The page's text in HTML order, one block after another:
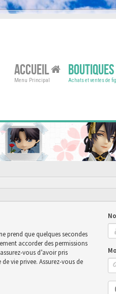
ACCUEIL
Menu Principal
BOUTIQUES
Achats et ventes de
prend que quelques secondes
accorder des permissions
vous d’avoir pris
vie privee. Assurez-vous de